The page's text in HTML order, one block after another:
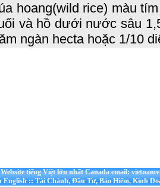
hoang(wild rice) màu
và hồ dưới nước sâu
ngàn hecta hoặc 1/10
Website tiếng Việt lớn nhất Canada email:
English::Tài Chánh, Đầu Tư, Bảo Hiểm, Kinh